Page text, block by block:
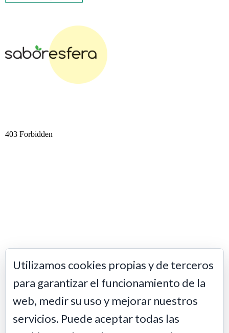
Este obra está bajo unalicencia de Creative Commons Reconocimiento-
Utilizamos cookies propias y de terceros
para garantizar el funcionamiento de la
web, medir su uso y mejorar nuestros
servicios. Puede aceptar todas las